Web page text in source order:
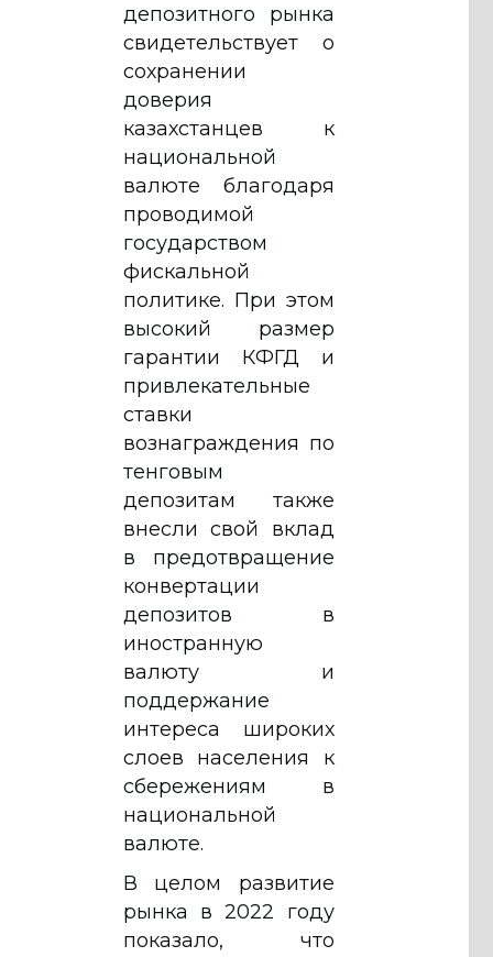
депозитного рынка
свидетельствует о
сохранении
доверия
казахстанцев к
национальной
валюте благодаря
проводимой
государством
фискальной
политике. При этом
высокий размер
гарантии КФГД и
привлекательные
ставки
вознаграждения по
тенговым
депозитам также
внесли свой вклад
в предотвращение
конвертации
депозитов в
иностранную
валюту и
поддержание
интереса широких
слоев населения к
сбережениям в
национальной
валюте.
В целом развитие
рынка в 2022 году
показало, что